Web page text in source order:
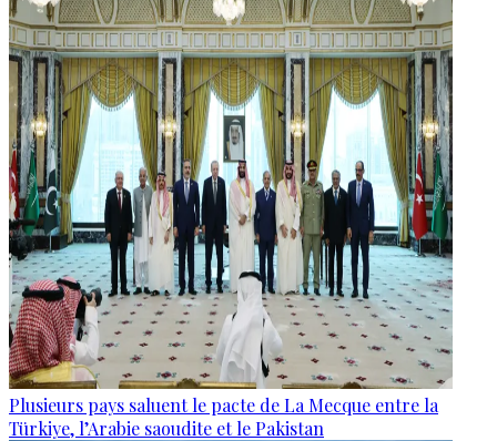
Plusieurs pays saluent le pacte de La Mecque entre la
Türkiye, l’Arabie saoudite et le Pakistan